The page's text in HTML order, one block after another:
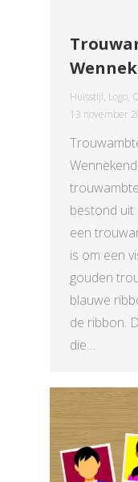
Huisstijl, Logo,
13 november
bestond uit
een
is om een
gouden
blauwe
de ribbon.
die…